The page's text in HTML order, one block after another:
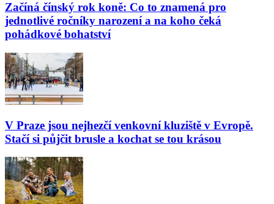
Začíná čínský rok koně: Co to znamená pro
jednotlivé ročníky narození a na koho čeká
pohádkové bohatství
V Praze jsou nejhezčí venkovní kluziště v Evropě.
Stačí si půjčit brusle a kochat se tou krásou